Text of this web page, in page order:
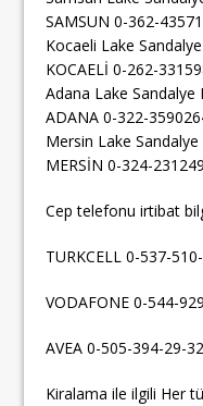
SAMSUN 0-362-
Kocaeli Lake
KOCAELİ 0-262-
Adana Lake Sandalye
ADANA 0-322-
Mersin Lake
MERSİN 0-324-
Cep telefonu irtibat
TURKCELL 0-537-
VODAFONE 0-544-
AVEA 0-505-394-29-32
Kiralama ile ilgili Her